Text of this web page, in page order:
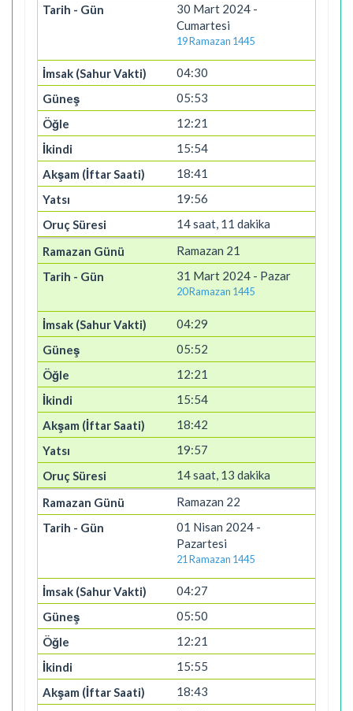
30 Mart 2024 -
Cumartesi
19 Ramazan 1445
04:30
05:53
12:21
15:54
18:41
19:56
14 saat, 11 dakika
Ramazan 21
31 Mart 2024 - Pazar
20 Ramazan 1445
04:29
05:52
12:21
15:54
18:42
19:57
14 saat, 13 dakika
Ramazan 22
01 Nisan 2024 -
Pazartesi
21 Ramazan 1445
04:27
05:50
12:21
15:55
18:43